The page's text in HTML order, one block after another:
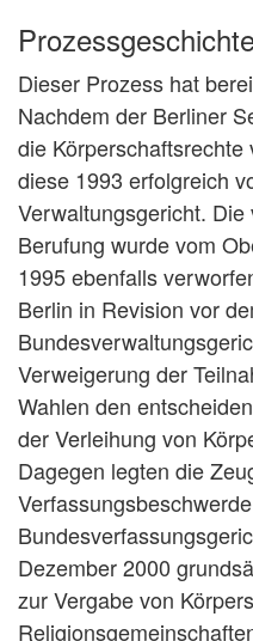
Dieser Prozess hat
Nachdem der Berliner
die
diese 1993 erfolgreich
Verwaltungsgericht.
Berufung wurde vom
1995 ebenfalls
Berlin in Revision vor
Verweigerung der
Wahlen den
der Verleihung von
Dagegen legten die
Dezember 2000
zur Vergabe von